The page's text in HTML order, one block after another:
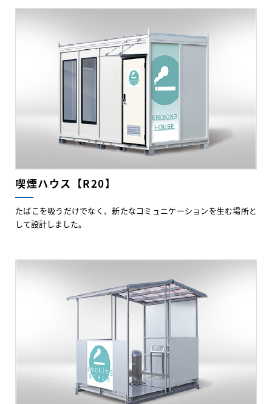
喫煙ハウス【R20】
たばこを吸うだけでなく、新たなコミュニケーションを生む場所と
して設計しました。